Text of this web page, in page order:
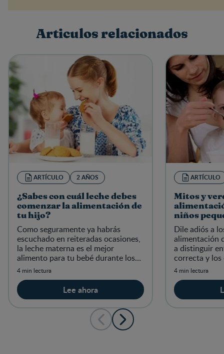
Escribe una reseña
Articulos relacionados
ARTÍCULO 2 AÑOS
¿Sabes con cuál leche debes
comenzar la alimentación de
tu hijo?
Como seguramente ya habrás
escuchado en reiteradas ocasiones,
la leche materna es el mejor
alimento para tu bebé durante los
primeros seis meses de forma
alimentos
4 min lectura
Lee ahora
ARTÍCULO
Mitos y
niños
Dile adiós a
alimentación
a distinguir
correcta y los
4 min lectura